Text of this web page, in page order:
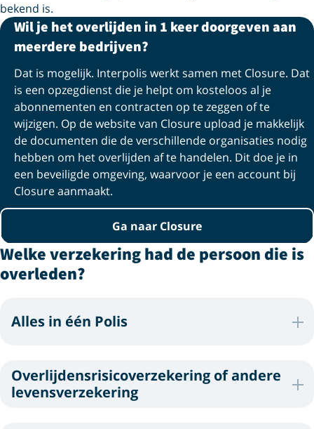
bekend is.
Wil je het overlijden in 1 keer doorgeven aan
meerdere bedrijven?
Dat is mogelijk. Interpolis werkt samen met Closure. Dat
is een opzegdienst die je helpt om kosteloos al je
abonnementen en contracten op te zeggen of te
wijzigen. Op de website van Closure upload je makkelijk
de documenten die de verschillende organisaties nodig
hebben om het overlijden af te handelen. Dit doe je in
een beveiligde omgeving, waarvoor je een account bij
Closure aanmaakt.
Ga naar Closure
Welke verzekering had de persoon die is
overleden?
Alles in één Polis
verzekeringspakket door. De verzekeringen worden
stopgezet of aangepast naar de nieuwe situatie. Is de
verzekeringnemer overleden en staat de partner op
Overlijdensrisicoverzekering of andere
levensverzekering